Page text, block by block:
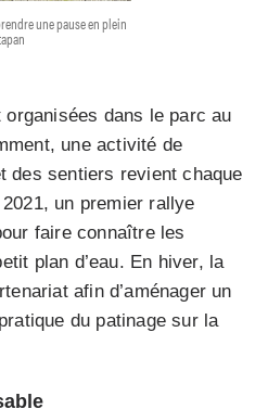
une pause en plein
dans le parc au
une activité de
des sentiers revient chaque
un premier rallye
faire connaître les
plan d’eau. En hiver, la
afin d’aménager un
du patinage sur la